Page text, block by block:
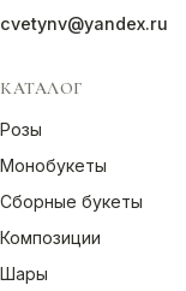
cvetynv@yandex.ru
КАТАЛОГ
Розы
Монобукеты
Сборные букеты
Композиции
Шары